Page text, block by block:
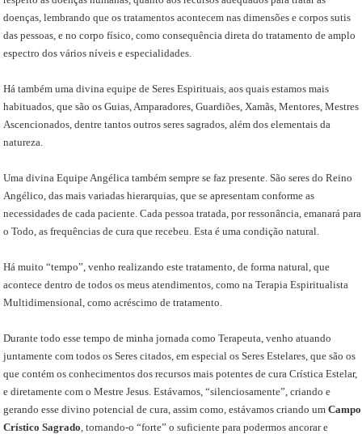
doenças, lembrando que os tratamentos acontecem nas dimensões e corpos sutis
das pessoas, e no corpo físico, como consequência direta do tratamento de amplo
espectro dos vários níveis e especialidades.
Há também uma divina equipe de Seres Espirituais, aos quais estamos mais
habituados, que são os Guias, Amparadores, Guardiões, Xamãs, Mentores, Mestres
Ascencionados, dentre tantos outros seres sagrados, além dos elementais da
natureza.
Uma divina Equipe Angélica também sempre se faz presente. São seres do Reino
Angélico, das mais variadas hierarquias, que se apresentam conforme as
necessidades de cada paciente. Cada pessoa tratada, por ressonância, emanará para
o Todo, as frequências de cura que recebeu. Esta é uma condição natural.
Há muito “tempo”, venho realizando este tratamento, de forma natural, que
acontece dentro de todos os meus atendimentos, como na Terapia Espiritualista
Multidimensional, como acréscimo de tratamento.
Durante todo esse tempo de minha jornada como Terapeuta, venho atuando
juntamente com todos os Seres citados, em especial os Seres Estelares, que são os
que contém os conhecimentos dos recursos mais potentes de cura Crística Estelar,
e diretamente com o Mestre Jesus. Estávamos, “silenciosamente”, criando e
gerando esse divino potencial de cura, assim como, estávamos criando um Campo
Crístico Sagrado, tornando-o “forte” o suficiente para podermos ancorar e